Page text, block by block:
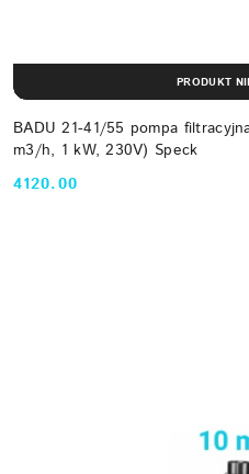
BADU 21-41/55 pompa
m3/h, 1 kW, 230V) Speck
Cena:
4120.00
PRODUKT